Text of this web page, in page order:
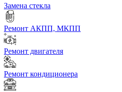
Замена стекла
Ремонт АКПП, МКПП
Ремонт двигателя
Ремонт кондиционера